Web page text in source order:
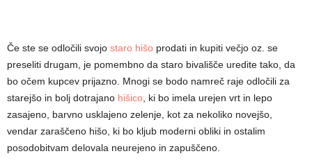
Če ste se odločili svojo staro hišo prodati in kupiti večjo oz. se
preseliti drugam, je pomembno da staro bivališče uredite tako, da
bo očem kupcev prijazno. Mnogi se bodo namreč raje odločili za
starejšo in bolj dotrajano hišico , ki bo imela urejen vrt in lepo
zasajeno, barvno usklajeno zelenje, kot za nekoliko novejšo,
vendar zaraščeno hišo, ki bo kljub moderni obliki in ostalim
posodobitvam delovala neurejeno in zapuščeno.